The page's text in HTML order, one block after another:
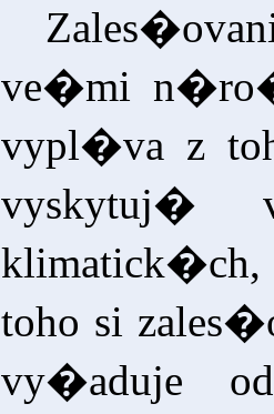
ve�mi
vypl�va z
vyskytuj�
klimatick�ch,
toho si
vy�aduje